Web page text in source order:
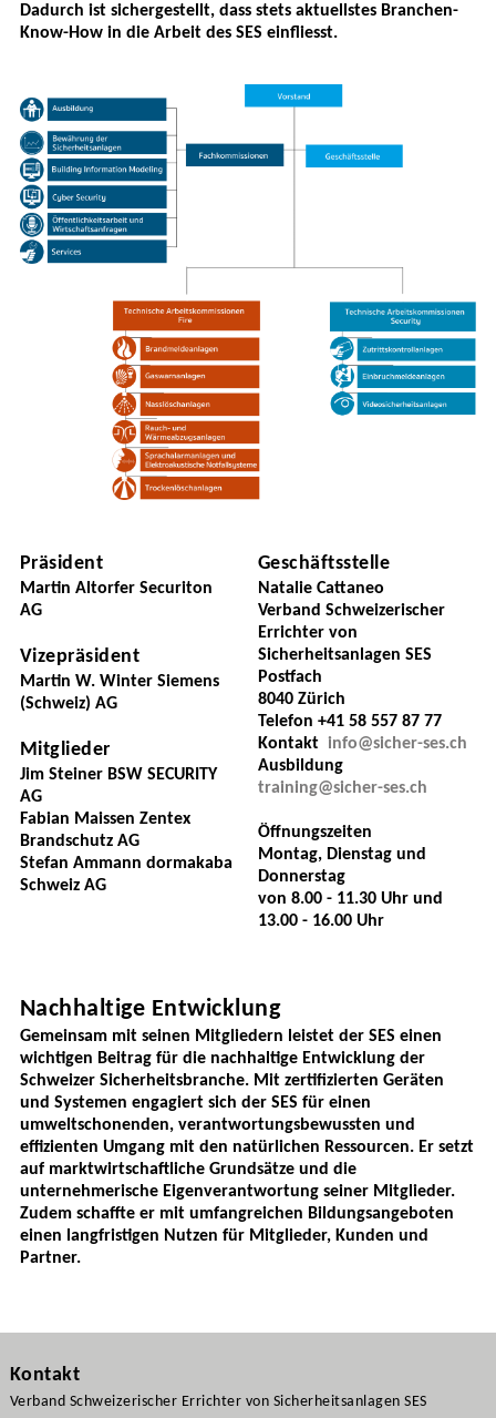
Dadurch ist sichergestellt, dass stets aktuellstes Branchen-
Know-How in die Arbeit des SES einfliesst.
Präsident
Martin Altorfer Securiton
AG
Vizepräsident
Martin W. Winter Siemens
(Schweiz) AG
Mitglieder
Jim Steiner BSW SECURITY
AG
Fabian Maissen Zentex
Brandschutz AG
Stefan Ammann dormakaba
Schweiz AG
Geschäftsstelle
Natalie Cattaneo
Verband Schweizerischer
Errichter von
Sicherheitsanlagen SES
Postfach
8040 Zürich
Telefon +41 58 557 87 77
Kontakt info@sicher-ses.ch
Ausbildung
training@sicher-ses.ch
Öffnungszeiten
Montag, Dienstag und
Donnerstag
von 8.00 - 11.30 Uhr und
13.00 - 16.00 Uhr
Nachhaltige Entwicklung
Gemeinsam mit seinen Mitgliedern leistet der SES einen
wichtigen Beitrag für die nachhaltige Entwicklung der
Schweizer Sicherheitsbranche. Mit zertifizierten Geräten
und Systemen engagiert sich der SES für einen
umweltschonenden, verantwortungsbewussten und
effizienten Umgang mit den natürlichen Ressourcen. Er setzt
auf marktwirtschaftliche Grundsätze und die
unternehmerische Eigenverantwortung seiner Mitglieder.
Zudem schaffte er mit umfangreichen Bildungsangeboten
einen langfristigen Nutzen für Mitglieder, Kunden und
Partner.
Kontakt
Verband Schweizerischer Errichter von Sicherheitsanlagen SES